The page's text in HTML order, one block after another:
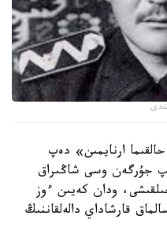
ارنايمىن» دەپ
جۇرگەن وسى شاڭىراق
ودان كەيىن ءوز
قارشاداي دالەلقاننىڭ